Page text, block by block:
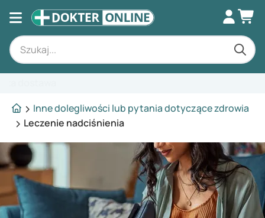
Inne dolegliwości lub pytania dotyczące zdrowia
Leczenie nadciśnienia